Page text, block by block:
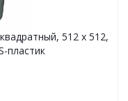
512 x 512,
пластик